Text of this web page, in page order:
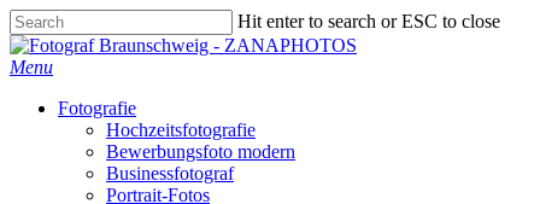
Skip
to
main
Hit enter to search or ESC to close
Close
Search
Menu
Fotografie
Hochzeitsfotografie
Bewerbungsfoto modern
Businessfotograf
Portrait-Fotos